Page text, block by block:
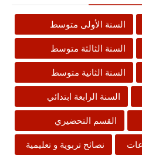
السنة الأولى متوسط
السنة الثالثة متوسط
السنة الثانية متوسط
السنة الرابعة ابتدائي
القسم التحضيري
نصائح تربوية و تعليمية